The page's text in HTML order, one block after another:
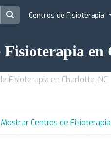
Centros de Fisioterapia
Fisioterapia
Fisioterapia en Charlotte, NC
Mostrar Centros de